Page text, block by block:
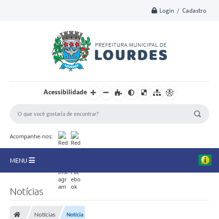
Login / Cadastro
Acessibilidade
Acompanhe-nos:
MENU
Notícias
Notícias Notícia